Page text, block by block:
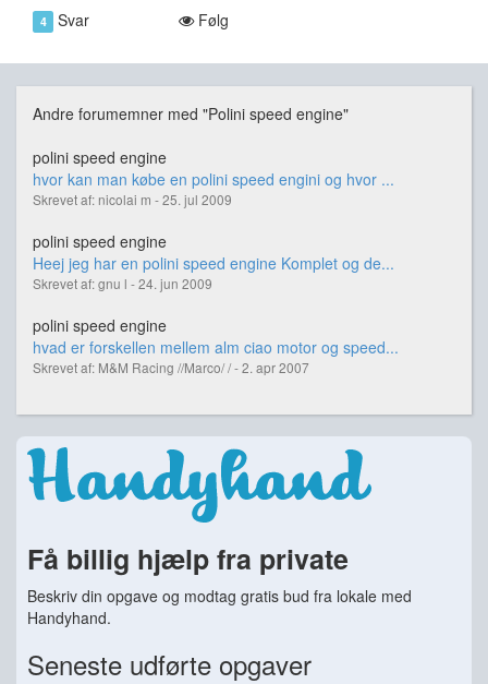
4 Svar Følg
Andre forumemner med "Polini speed engine"
polini speed engine
hvor kan man købe en polini speed engini og hvor ...
Skrevet af: nicolai m - 25. jul 2009
polini speed engine
Heej jeg har en polini speed engine Komplet og de...
Skrevet af: gnu l - 24. jun 2009
polini speed engine
hvad er forskellen mellem alm ciao motor og speed...
Skrevet af: M&M Racing //Marco/ / - 2. apr 2007
Få billig hjælp fra private
Beskriv din opgave og modtag gratis bud fra lokale med
Handyhand.
Seneste udførte opgaver